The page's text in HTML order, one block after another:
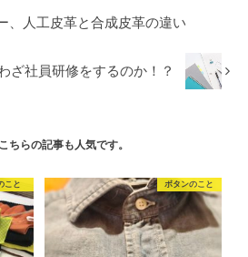
、人工皮革と合成皮革の違い
ざ社員研修をするのか！？
こちらの記事も人気です。
こと ボタンのこと